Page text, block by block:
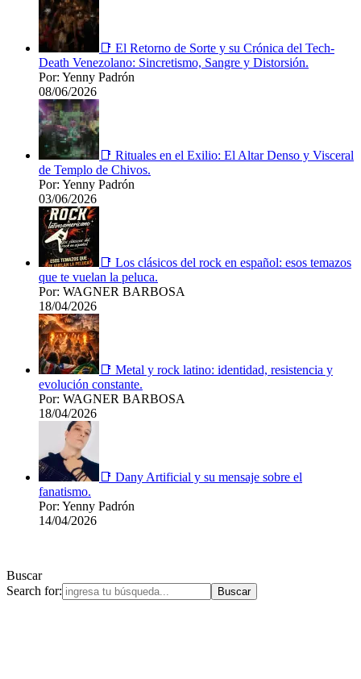
📑 El Retorno de Sorte y su Crónica del Tech-
Death Venezolano: Sincretismo, Sangre y Distorsión.
Por: Yenny Padrón
08/06/2026
📑 Rituales en el Exilio: El Altar Denso y Visceral
de Templo de Chivos.
Por: Yenny Padrón
03/06/2026
📑 Los clásicos del rock en español: esos temazos
que te vuelan la peluca.
Por: WAGNER BARBOSA
18/04/2026
📑 Metal y rock latino: identidad, resistencia y
evolución constante.
Por: WAGNER BARBOSA
18/04/2026
📑 Dany Artificial y su mensaje sobre el
fanatismo.
Por: Yenny Padrón
14/04/2026
Buscar
Search for: